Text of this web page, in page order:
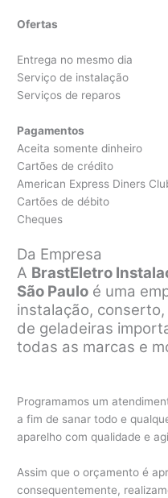
Ofertas
Entrega no mesmo dia
Serviço de instalação
Serviços de reparos
Pagamentos
Aceita somente dinheiro
Cartões de crédito
American Express Diners
Cartões de débito
Cheques
Da Empresa
A BrastEletro
São Paulo é uma
instalação,
de geladeiras
todas as marcas e
Programamos um
a fim de sanar todo e
aparelho com qualidade e
Assim que o orçamento é
consequentemente,